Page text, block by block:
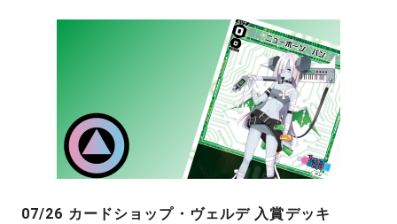
07/26 カードショップ・ヴェルデ 入賞デッキ